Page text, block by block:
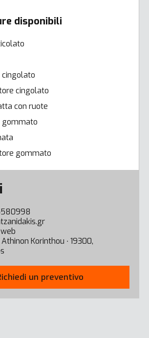
disponibili
cingolato
cingolato
con ruote
gommato
gommato
Korinthou ∙ 19300,
un preventivo